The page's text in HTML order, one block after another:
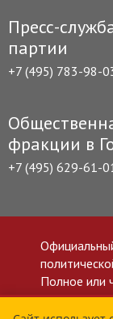
Пресс-
партии
+7 (495) 783-98-
фракции в
+7 (495) 629-61-
Полное или